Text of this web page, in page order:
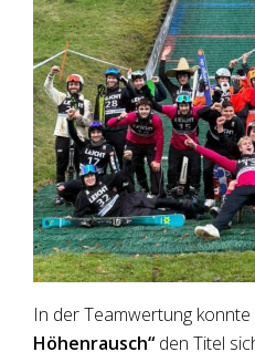
In der Teamwertung konnte
Höhenrausch“ den Titel